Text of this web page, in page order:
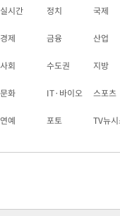
실시간 정치 국제
경제 금융 산업
사회 수도권 지방
문화 IT·바이오 스포츠
연예 포토 TV뉴